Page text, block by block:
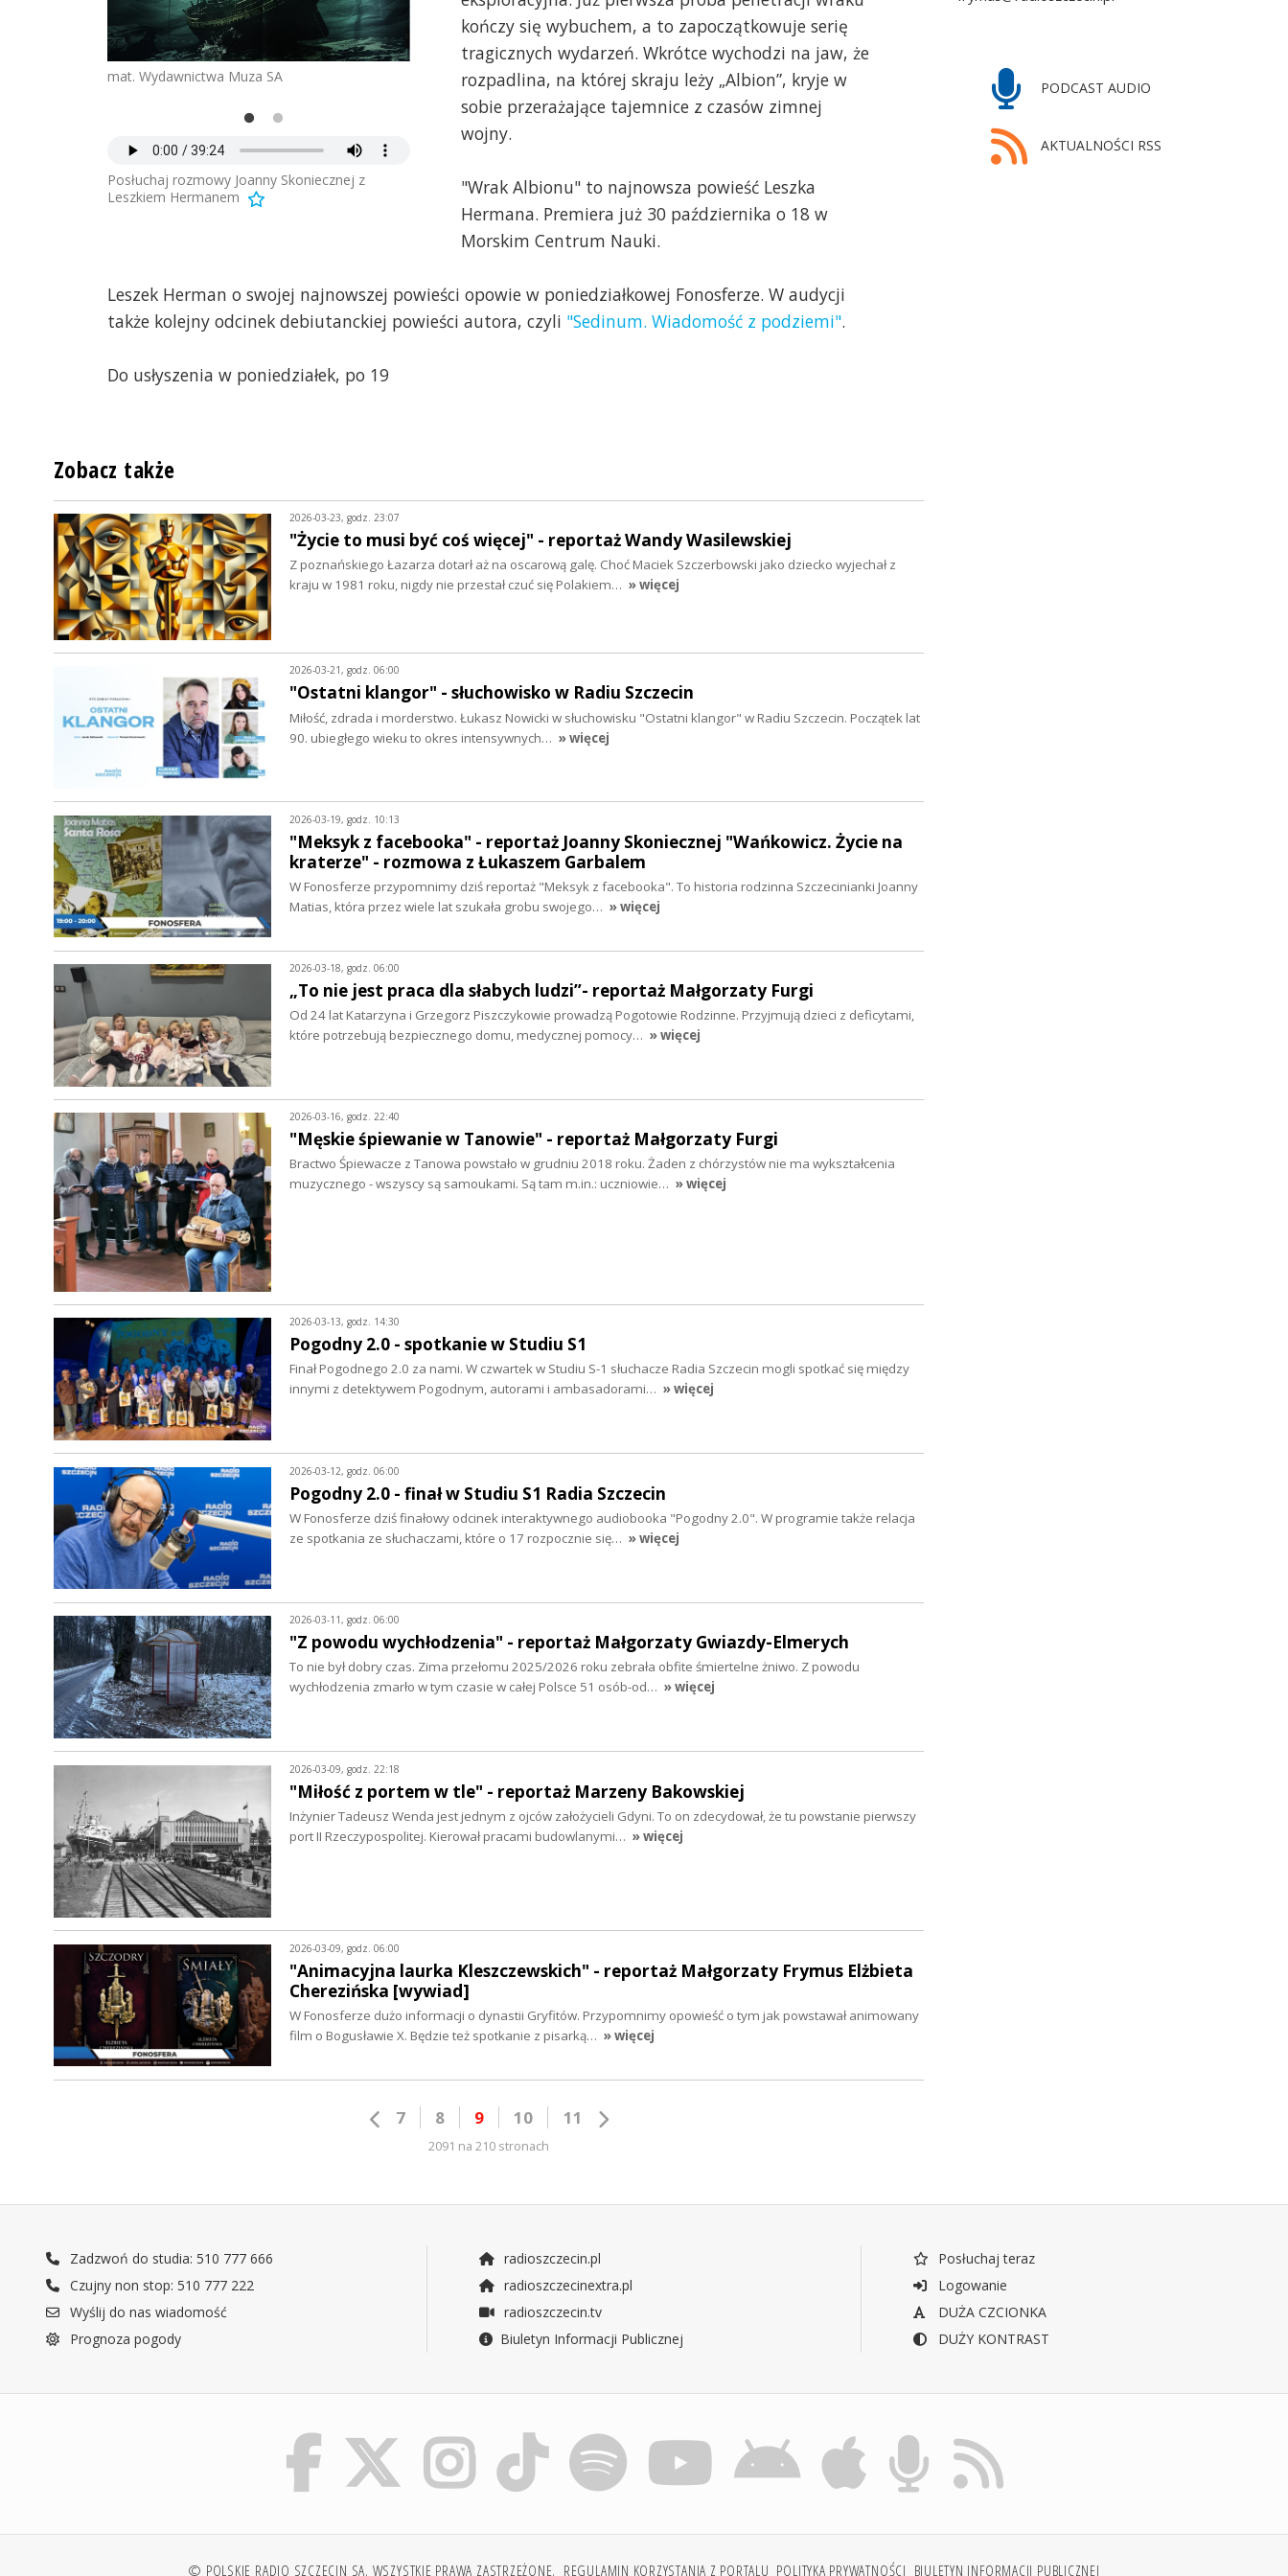
mat. Wydawnictwa Muza SA mat. Wydawnictwa Muza SA
Posłuchaj rozmowy Joanny Skoniecznej z
Leszkiem Hermanem
kończy się wybuchem, a to zapoczątkowuje serię
tragicznych wydarzeń. Wkrótce wychodzi na jaw, że
rozpadlina, na której skraju leży „Albion”, kryje w
sobie przerażające tajemnice z czasów zimnej
wojny.
"Wrak Albionu" to najnowsza powieść Leszka
Hermana. Premiera już 30 października o 18 w
Morskim Centrum Nauki.
Leszek Herman o swojej najnowszej powieści opowie w poniedziałkowej Fonosferze. W audycji
także kolejny odcinek debiutanckiej powieści autora, czyli "Sedinum. Wiadomość z podziemi".
Do usłyszenia w poniedziałek, po 19
PODCAST AUDIO
AKTUALNOŚCI RSS
Zobacz także
2026-03-23, godz. 23:07
"Życie to musi być coś więcej" - reportaż Wandy Wasilewskiej
Z poznańskiego Łazarza dotarł aż na oscarową galę. Choć Maciek Szczerbowski jako dziecko wyjechał z
kraju w 1981 roku, nigdy nie przestał czuć się Polakiem… » więcej
2026-03-21, godz. 06:00
"Ostatni klangor" - słuchowisko w Radiu Szczecin
Miłość, zdrada i morderstwo. Łukasz Nowicki w słuchowisku "Ostatni klangor" w Radiu Szczecin. Początek lat
90. ubiegłego wieku to okres intensywnych… » więcej
2026-03-19, godz. 10:13
"Meksyk z facebooka" - reportaż Joanny Skoniecznej "Wańkowicz. Życie na
kraterze" - rozmowa z Łukaszem Garbalem
W Fonosferze przypomnimy dziś reportaż "Meksyk z facebooka". To historia rodzinna Szczecinianki Joanny
Matias, która przez wiele lat szukała grobu swojego… » więcej
2026-03-18, godz. 06:00
„To nie jest praca dla słabych ludzi”- reportaż Małgorzaty Furgi
Od 24 lat Katarzyna i Grzegorz Piszczykowie prowadzą Pogotowie Rodzinne. Przyjmują dzieci z deficytami,
które potrzebują bezpiecznego domu, medycznej pomocy… » więcej
2026-03-16, godz. 22:40
"Męskie śpiewanie w Tanowie" - reportaż Małgorzaty Furgi
Bractwo Śpiewacze z Tanowa powstało w grudniu 2018 roku. Żaden z chórzystów nie ma wykształcenia
muzycznego - wszyscy są samoukami. Są tam m.in.: uczniowie… » więcej
2026-03-13, godz. 14:30
Pogodny 2.0 - spotkanie w Studiu S1
Finał Pogodnego 2.0 za nami. W czwartek w Studiu S-1 słuchacze Radia Szczecin mogli spotkać się między
innymi z detektywem Pogodnym, autorami i ambasadorami… » więcej
2026-03-12, godz. 06:00
Pogodny 2.0 - finał w Studiu S1 Radia Szczecin
W Fonosferze dziś finałowy odcinek interaktywnego audiobooka "Pogodny 2.0". W programie także relacja
ze spotkania ze słuchaczami, które o 17 rozpocznie się… » więcej
2026-03-11, godz. 06:00
"Z powodu wychłodzenia" - reportaż Małgorzaty Gwiazdy-Elmerych
To nie był dobry czas. Zima przełomu 2025/2026 roku zebrała obfite śmiertelne żniwo. Z powodu
wychłodzenia zmarło w tym czasie w całej Polsce 51 osób-od… » więcej
2026-03-09, godz. 22:18
"Miłość z portem w tle" - reportaż Marzeny Bakowskiej
Inżynier Tadeusz Wenda jest jednym z ojców założycieli Gdyni. To on zdecydował, że tu powstanie pierwszy
port II Rzeczypospolitej. Kierował pracami budowlanymi… » więcej
2026-03-09, godz. 06:00
"Animacyjna laurka Kleszczewskich" - reportaż Małgorzaty Frymus Elżbieta
Cherezińska [wywiad]
W Fonosferze dużo informacji o dynastii Gryfitów. Przypomnimy opowieść o tym jak powstawał animowany
film o Bogusławie X. Będzie też spotkanie z pisarką… » więcej
7 8 9 10 11
2091 na 210 stronach
Zadzwoń do studia: 510 777 666
Czujny non stop: 510 777 222
Wyślij do nas wiadomość
Prognoza pogody
radioszczecin.pl
radioszczecinextra.pl
radioszczecin.tv
Biuletyn Informacji Publicznej
Posłuchaj teraz
Logowanie
DUŻA CZCIONKA
DUŻY KONTRAST
© POLSKIE RADIO SZCZECIN SA. WSZYSTKIE PRAWA ZASTRZEŻONE. REGULAMIN KORZYSTANIA Z PORTALU POLITYKA PRYWATNOŚCI BIULETYN INFORMACJI PUBLICZNEJ